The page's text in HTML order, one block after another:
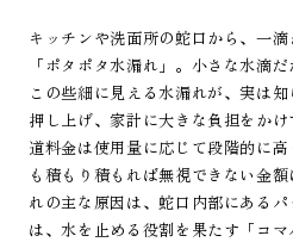
キッチンや洗面所の蛇口から、一
「ポタポタ水漏れ」。小さな水滴
この些細に見える水漏れが、実は
押し上げ、家計に大きな負担をか
道料金は使用量に応じて段階的に
も積もり積もれば無視できない金
れの主な原因は、蛇口内部にある
は、水を止める役割を果たす「コ